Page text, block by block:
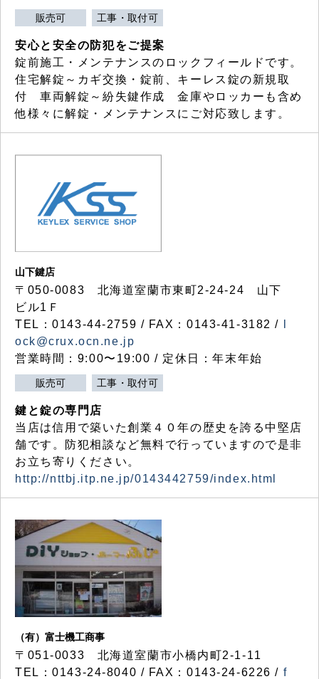
販売可 工事・取付可
安心と安全の防犯をご提案
錠前施工・メンテナンスのロックフィールドです。
住宅解錠～カギ交換・錠前、キーレス錠の新規取
付 車両解錠～紛失鍵作成 金庫やロッカーも含め
他様々に解錠・メンテナンスにご対応致します。
山下鍵店
〒050-0083 北海道室蘭市東町2-24-24 山下
ビル1Ｆ
TEL：0143-44-2759 / FAX：0143-41-3182 /
ock@crux.ocn.ne.jp
営業時間：9:00〜19:00 / 定休日：年末年始
販売可 工事・取付可
鍵と錠の専門店
当店は信用で築いた創業４０年の歴史を誇る中堅店
舗です。防犯相談など無料で行っていますので是非
お立ち寄りください。
http://nttbj.itp.ne.jp/0143442759/index.html
（有）富士機工商事
〒051-0033 北海道室蘭市小橋内町2-1-11
TEL：0143-24-8040 / FAX：0143-24-6226 / f